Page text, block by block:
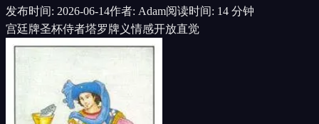
发布时间: 2026-06-14作者: Adam阅读时间: 14 分钟
宫廷牌圣杯侍者塔罗牌义情感开放直觉